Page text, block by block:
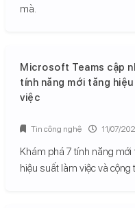
mà.
Microsoft Teams cập
tính năng mới tăng hiệu
việc
Khám phá 7 tính năng
hiệu suất làm việc và
Tin công nghệ 11/07/